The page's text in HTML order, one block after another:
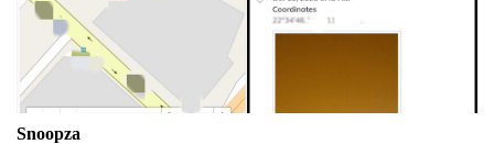
Snoopza